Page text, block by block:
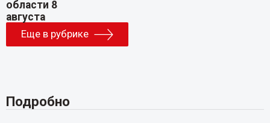
Еще в рубрике
Подробно